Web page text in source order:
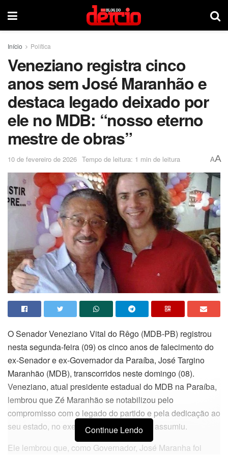
Início Política
Veneziano registra cinco
anos sem José Maranhão e
destaca legado deixado por
ele no MDB: “nosso eterno
mestre de obras”
10 de fevereiro de 2026 Tempo de leitura: 1 min de leitura AA
O Senador Veneziano Vital do Rêgo (MDB-PB) registrou
nesta segunda-feira (09) os cinco anos de falecimento do
ex-Senador e ex-Governador da Paraíba, José Targino
Maranhão (MDB), transcorridos neste domingo (08).
Veneziano, atual presidente estadual do MDB na Paraíba,
lembrou que Zé Maranhão se notabilizou pelo
compromisso com o legado do partido e pela dedicação ao
seu estado, no exercício dos cargos que assumiu.
Ele lembrou que, como Governador, José Maranha foi
Continue Lendo